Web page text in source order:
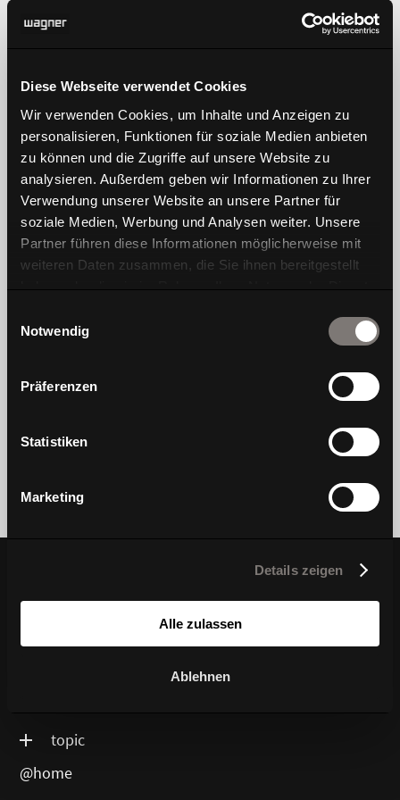
Diese Webseite verwendet Cookies
Wir verwenden Cookies, um Inhalte und Anzeigen zu
personalisieren, Funktionen für soziale Medien anbieten
zu können und die Zugriffe auf unsere Website zu
analysieren. Außerdem geben wir Informationen zu Ihrer
Verwendung unserer Website an unsere Partner für
soziale Medien, Werbung und Analysen weiter. Unsere
Partner führen diese Informationen möglicherweise mit
weiteren Daten zusammen, die Sie ihnen bereitgestellt
haben oder die sie im Rahmen Ihrer Nutzung der Dienste
Notwendig
Präferenzen
Statistiken
Marketing
Details zeigen
Alle zulassen
Ablehnen
products
chairs and stools
tables
sofas
storage
innovation
Dondola
DIEZ collection
#wagnerdesignlab
sustainability strategy
awards
planning and project
topic
@home